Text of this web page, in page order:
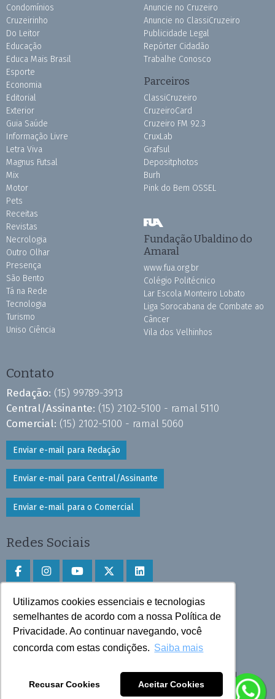
Utilizamos cookies essenciais e tecnologias
semelhantes de acordo com a nossa Política de
Privacidade. Ao continuar navegando, você
concorda com estas condições. Saiba mais
Recusar Cookies Aceitar Cookies
Condomínios
Cruzeirinho
Do Leitor
Educação
Educa Mais Brasil
Esporte
Economia
Editorial
Exterior
Guia Saúde
Informação Livre
Letra Viva
Magnus Futsal
Mix
Motor
Pets
Receitas
Revistas
Necrologia
Outro Olhar
Presença
São Bento
Tá na Rede
Tecnologia
Turismo
Uniso Ciência
Anuncie no Cruzeiro
Anuncie no ClassiCruzeiro
Publicidade Legal
Repórter Cidadão
Trabalhe Conosco
Parceiros
ClassiCruzeiro
CruzeiroCard
Cruzeiro FM 92.3
CruxLab
Grafsul
Depositphotos
Burh
Pink do Bem OSSEL
Fundação Ubaldino do
Amaral
www.fua.org.br
Colégio Politécnico
Lar Escola Monteiro Lobato
Liga Sorocabana de Combate ao
Câncer
Vila dos Velhinhos
Contato
Redação: (15) 99789-3913
Central/Assinante: (15) 2102-5100 - ramal 5110
Comercial: (15) 2102-5100 - ramal 5060
Enviar e-mail para Redação
Enviar e-mail para Central/Assinante
Enviar e-mail para o Comercial
Redes Sociais
Faça download do aplicativo
Play Store e App Store
Todos os direitos reservados © 2025 Cruzeiro do Sul